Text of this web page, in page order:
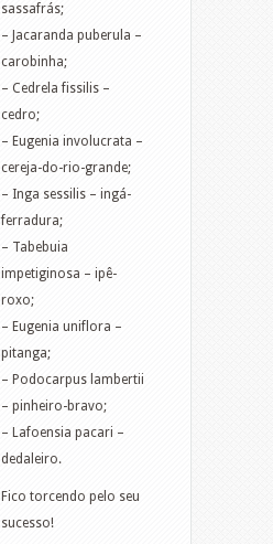
sassafrás;
– Jacaranda puberula –
carobinha;
– Cedrela fissilis –
cedro;
– Eugenia involucrata –
cereja-do-rio-grande;
– Inga sessilis – ingá-
ferradura;
– Tabebuia
impetiginosa – ipê-
roxo;
– Eugenia uniflora –
pitanga;
– Podocarpus lambertii
– pinheiro-bravo;
– Lafoensia pacari –
dedaleiro.
Fico torcendo pelo seu
sucesso!